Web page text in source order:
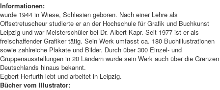
Informationen:
wurde 1944 in Wiese, Schlesien geboren. Nach einer Lehre als
Offsetretuscheur studierte er an der Hochschule für Grafik und Buchkunst
Leipzig und war Meisterschüler bei Dr. Albert Kapr. Seit 1977 ist er als
freischaffender Grafiker tätig. Sein Werk umfasst ca. 180 Buchillustrationen
sowie zahlreiche Plakate und Bilder. Durch über 300 Einzel- und
Gruppenausstellungen in 20 Ländern wurde sein Werk auch über die Grenzen
Deutschlands hinaus bekannt.
Egbert Herfurth lebt und arbeitet in Leipzig.
Bücher vom Illustrator: